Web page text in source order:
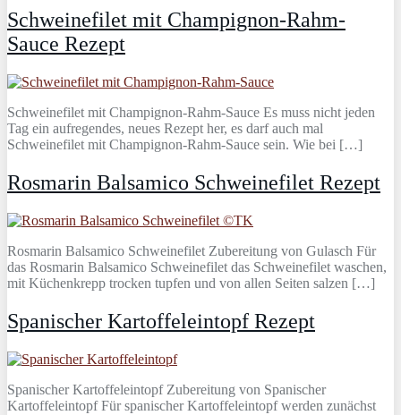
Schweinefilet mit Champignon-Rahm-
Sauce Rezept
Schweinefilet mit Champignon-Rahm-Sauce Es muss nicht jeden
Tag ein aufregendes, neues Rezept her, es darf auch mal
Schweinefilet mit Champignon-Rahm-Sauce sein. Wie bei […]
Rosmarin Balsamico Schweinefilet Rezept
Rosmarin Balsamico Schweinefilet Zubereitung von Gulasch Für
das Rosmarin Balsamico Schweinefilet das Schweinefilet waschen,
mit Küchenkrepp trocken tupfen und von allen Seiten salzen […]
Spanischer Kartoffeleintopf Rezept
Spanischer Kartoffeleintopf Zubereitung von Spanischer
Kartoffeleintopf Für spanischer Kartoffeleintopf werden zunächst